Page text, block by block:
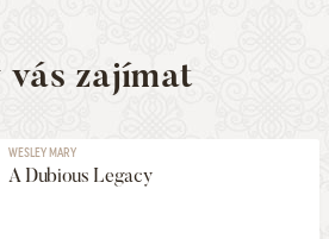
zajímat
WESLEY MARY
A Dubious Legacy